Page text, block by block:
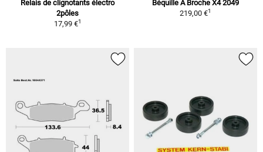
Relais de clignotants électro
2pôles
17,99 €1
Béquille À Broche X4 2049
219,00 €1